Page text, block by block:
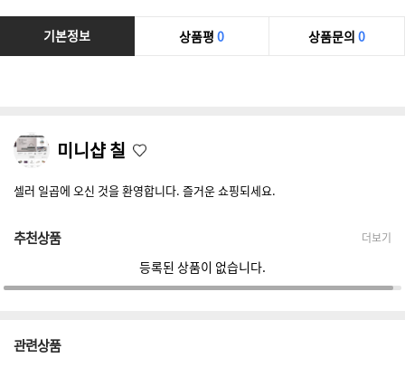
기본정보 상품평 0 상품문의 0
미니샵 칠
셀러 일곱에 오신 것을 환영합니다. 즐거운 쇼핑되세요.
추천상품 더보기
등록된 상품이 없습니다.
관련상품